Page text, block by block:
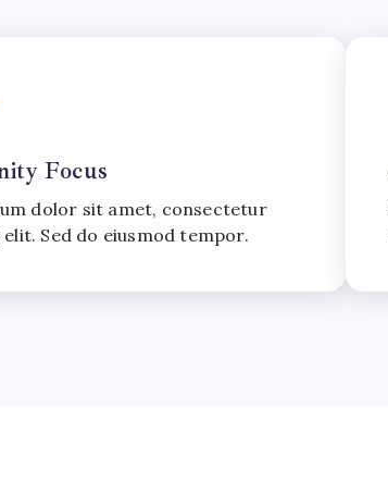
Focus
dolor sit amet, consectetur
Sed do eiusmod tempor.